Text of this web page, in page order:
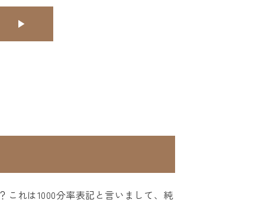
これは1000分率表記と言いまして、純